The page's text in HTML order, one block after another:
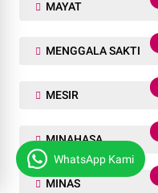
MAYAT
MENGGALA SAKTI
MESIR
MINAHASA
MINAS
WhatsApp Kami